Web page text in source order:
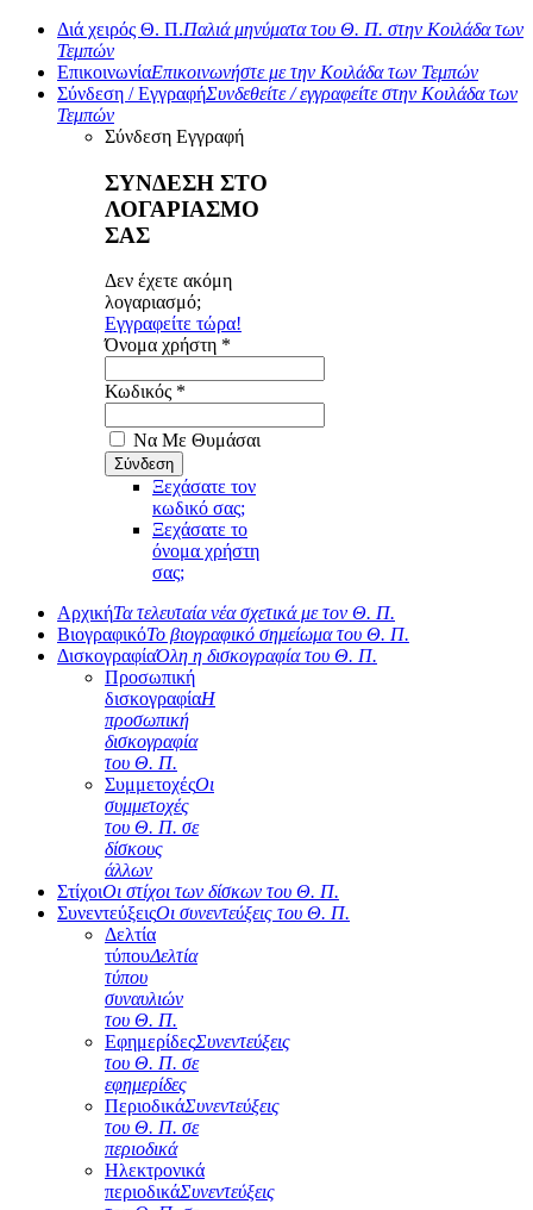
Διά χειρός Θ. Π.Παλιά μηνύματα του Θ. Π. στην Κοιλάδα των
Τεμπών
ΕπικοινωνίαΕπικοινωνήστε με την Κοιλάδα των Τεμπών
Σύνδεση / ΕγγραφήΣυνδεθείτε / εγγραφείτε στην Κοιλάδα των
Τεμπών
Σύνδεση Εγγραφή
ΣΥΝΔΕΣΗ ΣΤΟ
ΛΟΓΑΡΙΑΣΜΟ
ΣΑΣ
Δεν έχετε ακόμη
λογαριασμό;
Εγγραφείτε τώρα!
Όνομα χρήστη *
Κωδικός *
Να Με Θυμάσαι
Ξεχάσατε τον
κωδικό σας;
Ξεχάσατε το
όνομα χρήστη
σας;
ΑρχικήΤα τελευταία νέα σχετικά με τον Θ. Π.
ΒιογραφικόΤο βιογραφικό σημείωμα του Θ. Π.
ΔισκογραφίαΌλη η δισκογραφία του Θ. Π.
Προσωπική
δισκογραφίαΗ
προσωπική
δισκογραφία
του Θ. Π.
ΣυμμετοχέςΟι
συμμετοχές
του Θ. Π. σε
δίσκους
άλλων
ΣτίχοιΟι στίχοι των δίσκων του Θ. Π.
ΣυνεντεύξειςΟι συνεντεύξεις του Θ. Π.
Δελτία
τύπουΔελτία
τύπου
συναυλιών
του Θ. Π.
ΕφημερίδεςΣυνεντεύξεις
του Θ. Π. σε
εφημερίδες
ΠεριοδικάΣυνεντεύξεις
του Θ. Π. σε
περιοδικά
Ηλεκτρονικά
περιοδικάΣυνεντεύξεις